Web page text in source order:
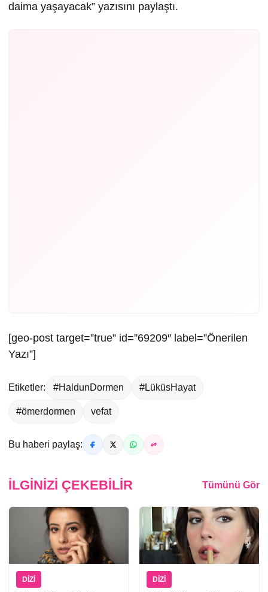
daima yaşayacak” yazısını paylaştı.
[geo-post target=”true” id=”69209″ label=”Önerilen
Yazı”]
Etiketler: #HaldunDormen #LüküsHayat
#ömerdormen vefat
Bu haberi paylaş:
İLGINIZI ÇEKEBILIR Tümünü Gör
DIZI DIZI